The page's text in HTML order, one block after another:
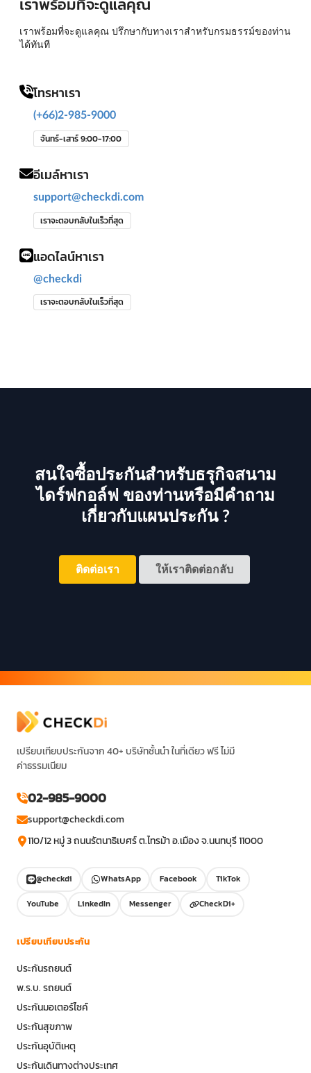
เราพร้อมที่จะดูแลคุณ
เราพร้อมที่จะดูแลคุณ ปรึกษากับทางเราสำหรับกรมธรรม์ของท่าน
ได้ทันที
โทรหาเรา
(+66)2-985-9000
จันทร์-เสาร์ 9:00-17:00
อีเมล์หาเรา
support@checkdi.com
เราจะตอบกลับในเร็วที่สุด
แอดไลน์หาเรา
@checkdi
เราจะตอบกลับในเร็วที่สุด
สนใจซื้อประกันสำหรับธรุกิจสนาม
ไดร์ฟกอล์ฟ ของท่านหรือมีคำถาม
เกี่ยวกับแผนประกัน ?
ติดต่อเรา ให้เราติดต่อกลับ
เปรียบเทียบประกันจาก 40+ บริษัทชั้นนำ ในที่เดียว ฟรี ไม่มี
ค่าธรรมเนียม
02-985-9000
support@checkdi.com
110/12 หมู่ 3 ถนนรัตนาธิเบศร์ ต.ไทรม้า อ.เมือง จ.นนทบุรี 11000
@checkdi WhatsApp Facebook
TikTok
YouTube
LinkedIn Messenger CheckDi+
เปรียบเทียบประกัน
ประกันรถยนต์
พ.ร.บ. รถยนต์
ประกันมอเตอร์ไซค์
ประกันสุขภาพ
ประกันอุบัติเหตุ
ประกันเดินทางต่างประเทศ